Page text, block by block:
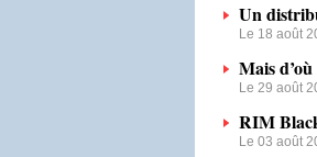
Un
Le 18 août
Mais
Le 29 août
RIM
Le 03 août